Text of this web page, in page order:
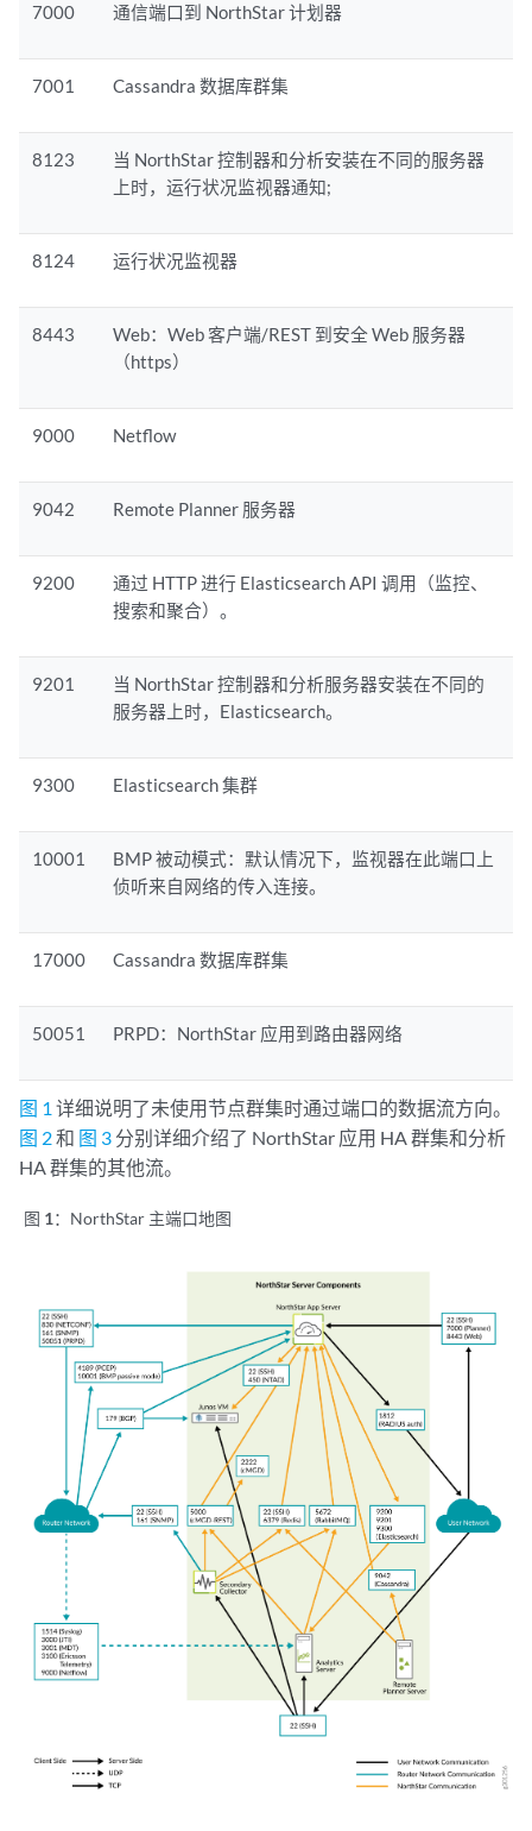
7000 通信端口到 NorthStar 计划器
7001 Cassandra 数据库群集
8123
当 NorthStar 控制器和分析安装在不同的服务器
上时，运行状况监视器通知;
8124 运行状况监视器
8443
Web：Web 客户端/REST 到安全 Web 服务器
（https）
9000 Netflow
9042 Remote Planner 服务器
9200
通过 HTTP 进行 Elasticsearch API 调用（监控、
搜索和聚合）。
9201
当 NorthStar 控制器和分析服务器安装在不同的
服务器上时，Elasticsearch。
9300 Elasticsearch 集群
10001
BMP 被动模式：默认情况下，监视器在此端口上
侦听来自网络的传入连接。
17000 Cassandra 数据库群集
50051 PRPD：NorthStar 应用到路由器网络
图 1 详细说明了未使用节点群集时通过端口的数据流方向。
图 2和 图 3 分别详细介绍了 NorthStar 应用 HA 群集和分析
HA 群集的其他流。
图 1： NorthStar 主端口地图